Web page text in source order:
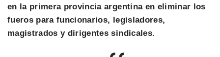
en la primera provincia argentina en eliminar los
fueros para funcionarios, legisladores,
magistrados y dirigentes sindicales.